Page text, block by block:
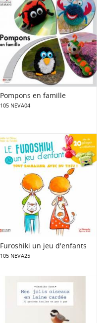
Pompons en famille
105 NEVA04
Furoshiki un jeu d'enfants
105 NEVA25